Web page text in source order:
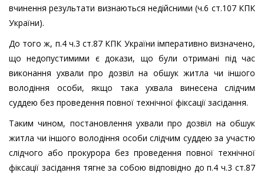
вчинення результати визнаються недійсними (ч.6 ст.107 КПК
України).
До того ж, п.4 ч.3 ст.87 КПК України імперативно визначено,
що недопустимими є докази, що були отримані під час
виконання ухвали про дозвіл на обшук житла чи іншого
володіння особи, якщо така ухвала винесена слідчим
суддею без проведення повної технічної фіксації засідання.
Таким чином, постановлення ухвали про дозвіл на обшук
житла чи іншого володіння особи слідчим суддею за участю
слідчого або прокурора без проведення повної технічної
фіксації засідання тягне за собою відповідно до п.4 ч.3 ст.87